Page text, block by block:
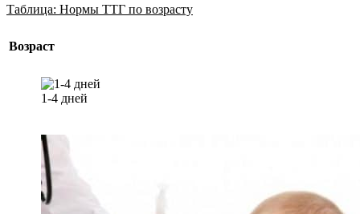
Таблица: Нормы ТТГ по возрасту
Возраст
1-4 дней